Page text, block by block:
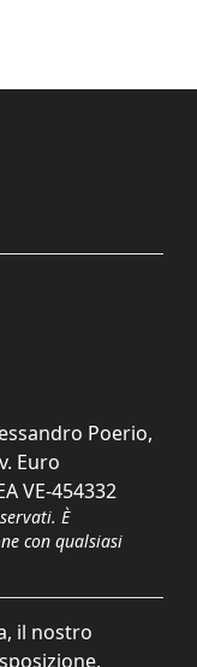
Poerio,
Euro
VE-454332
È
con qualsiasi
il nostro